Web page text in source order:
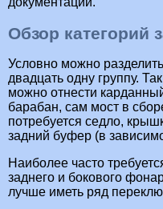
Обзор категорий
Условно можно
двадцать одну группу.
можно отнести
барабан, сам мост в
потребуется седло,
задний буфер (в
Наиболее часто
заднего и бокового
лучше иметь ряд